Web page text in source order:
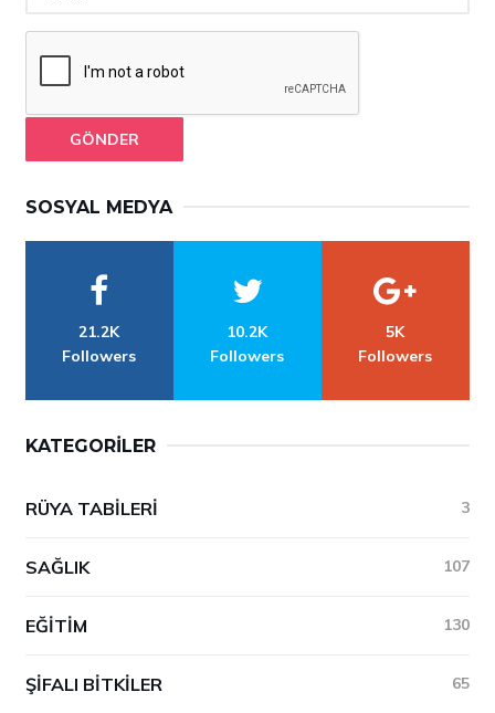
GÖNDER
SOSYAL MEDYA
21.2K
Followers
10.2K
Followers
5K
Followers
KATEGORILER
RÜYA TABILERI 3
SAĞLIK 107
EĞITIM 130
ŞIFALI BITKILER 65